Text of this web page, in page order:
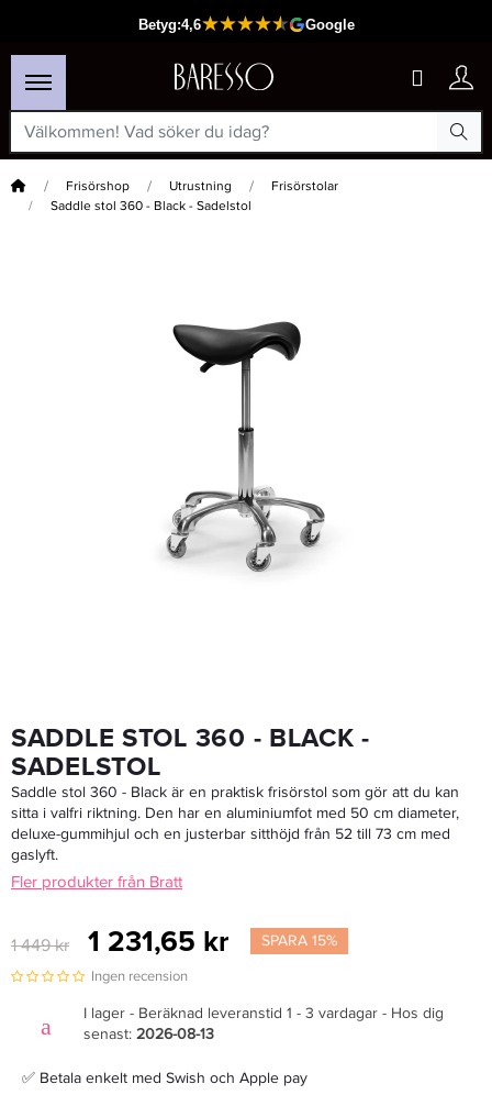
Hem Frisörshop Utrustning
Frisörstolar
Saddle stol 360 - Black - Sadelstol
Wella Toning 1.9% Color Touch Emulsion Väte, 1 Lit
231,20 kr
SADDLE STOL 360 - BLACK -
SADELSTOL
Saddle stol 360 - Black är en praktisk frisörstol som gör att du kan
sitta i valfri riktning. Den har en aluminiumfot med 50 cm diameter,
deluxe-gummihjul och en justerbar sitthöjd från 52 till 73 cm med
gaslyft.
Fler produkter från Bratt
1 449 kr 1 231,65 kr SPARA 15%
Ingen recension
I lager - Beräknad leveranstid 1 - 3 vardagar - Hos dig
senast: 2026-08-13
✅ Betala enkelt med Swish och Apple pay